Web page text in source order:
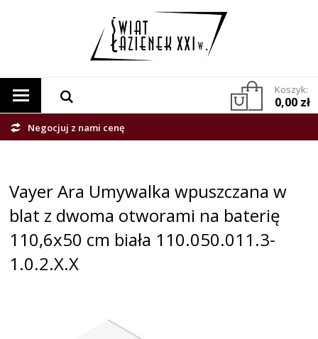
Koszyk:
0,00 zł
Negocjuj z nami cenę
Vayer Ara Umywalka wpuszczana w
blat z dwoma otworami na baterię
110,6x50 cm biała 110.050.011.3-
1.0.2.X.X